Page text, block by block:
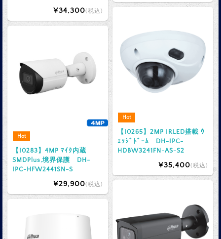
¥34,300(税込)
Hot
【I0265】2MP IRLED搭載 ｳ
ｪｯｼﾞﾄﾞｰﾑ DH-IPC-
HDBW3241FN-AS-S2
¥35,400(税込)
Hot
【I0283】4MP ﾏｲｸ内蔵
SMDPlus,境界保護 DH-
IPC-HFW2441SN-S
¥29,900(税込)